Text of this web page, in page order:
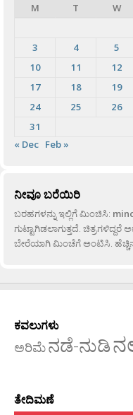
M
T W
3
4 5
10
11 12
17
18 19
24
25 26
31
« Dec Feb »
ನೀವೂ ಬರೆಯಿರಿ
ಬರಹಗಳನ್ನು ಇಲ್ಲಿಗೆ ಮಿಂಚಿಸಿ:
ಗುಟ್ಟಾಗಿಡಲಾಗುತ್ತದೆ.
ಬೇರೆಯಾಗಿ ಮಿಂಚೆಗೆ ಅಂಟಿಸಿ.
ಕವಲುಗಳು
ಅರಿಮೆನಡೆ-ನುಡಿ
ತೇದಿಮಣೆ